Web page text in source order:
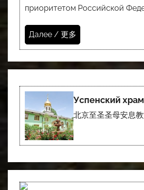
приоритетом Российской
Далее / 更多
Успенский
北京至圣圣母安息